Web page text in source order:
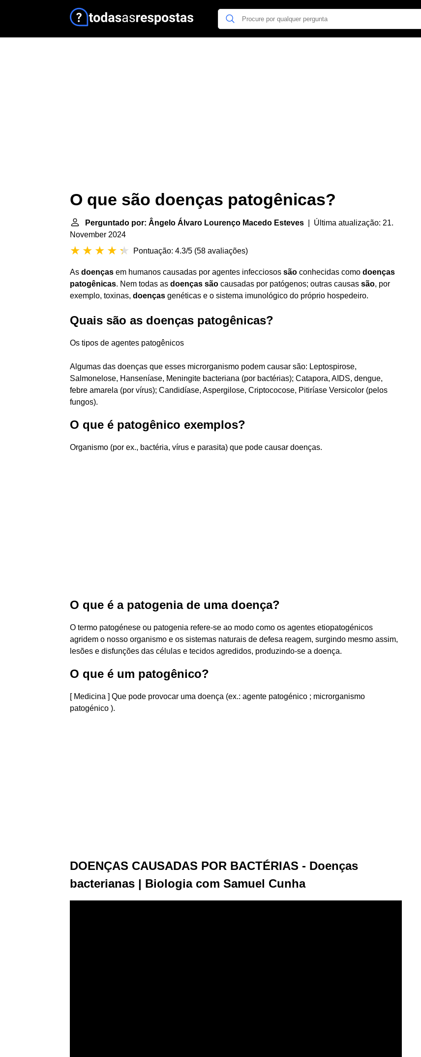
O que são doenças patogênicas?
Perguntado por: Ângelo Álvaro Lourenço Macedo Esteves | Última atualização: 21.
November 2024
Pontuação: 4.3/5 (58 avaliações)
As doenças em humanos causadas por agentes infecciosos são conhecidas como doenças
patogênicas. Nem todas as doenças são causadas por patógenos; outras causas são, por
exemplo, toxinas, doenças genéticas e o sistema imunológico do próprio hospedeiro.
Quais são as doenças patogênicas?
Os tipos de agentes patogênicos
Algumas das doenças que esses microrganismo podem causar são: Leptospirose,
Salmonelose, Hanseníase, Meningite bacteriana (por bactérias); Catapora, AIDS, dengue,
febre amarela (por vírus); Candidíase, Aspergilose, Criptococose, Pitiríase Versicolor (pelos
fungos).
O que é patogênico exemplos?
Organismo (por ex., bactéria, vírus e parasita) que pode causar doenças.
O que é a patogenia de uma doença?
O termo patogénese ou patogenia refere-se ao modo como os agentes etiopatogénicos
agridem o nosso organismo e os sistemas naturais de defesa reagem, surgindo mesmo assim,
lesões e disfunções das células e tecidos agredidos, produzindo-se a doença.
O que é um patogênico?
[ Medicina ] Que pode provocar uma doença (ex.: agente patogénico ; microrganismo
patogénico ).
DOENÇAS CAUSADAS POR BACTÉRIAS - Doenças
bacterianas | Biologia com Samuel Cunha